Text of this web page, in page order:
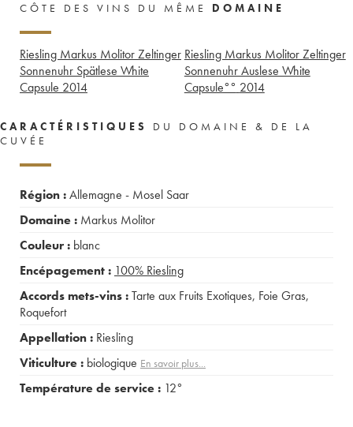
CÔTE DES VINS DU MÊME DOMAINE
Riesling Markus Molitor Zeltinger
Sonnenuhr Spätlese White
Capsule 2014
Riesling Markus Molitor Zeltinger
Sonnenuhr Auslese White
Capsule°° 2014
CARACTÉRISTIQUES
DU DOMAINE & DE LA
CUVÉE
Région :Allemagne - Mosel Saar
Domaine : Markus Molitor
Couleur : blanc
Encépagement : 100% Riesling
Accords mets-vins :Tarte aux Fruits Exotiques, Foie Gras,
Roquefort
Appellation : Riesling
Viticulture : biologique En savoir plus...
Température de service : 12°